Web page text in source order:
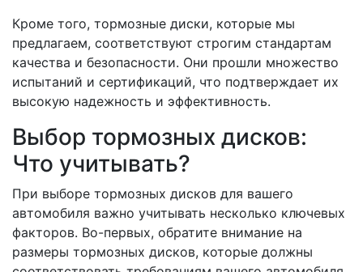
Кроме того, тормозные диски, которые мы
предлагаем, соответствуют строгим стандартам
качества и безопасности. Они прошли множество
испытаний и сертификаций, что подтверждает их
высокую надежность и эффективность.
Выбор тормозных дисков:
Что учитывать?
При выборе тормозных дисков для вашего
автомобиля важно учитывать несколько ключевых
факторов. Во-первых, обратите внимание на
размеры тормозных дисков, которые должны